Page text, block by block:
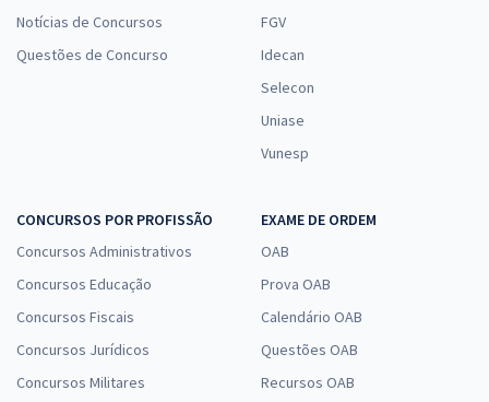
Notícias de Concursos
Questões de Concurso
FGV
Idecan
Selecon
Uniase
Vunesp
CONCURSOS POR PROFISSÃO
Concursos Administrativos
Concursos Educação
Concursos Fiscais
Concursos Jurídicos
Concursos Militares
EXAME DE ORDEM
OAB
Prova OAB
Calendário OAB
Questões OAB
Recursos OAB